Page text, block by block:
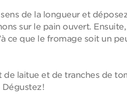
de la longueur et
sur le pain ouvert.
ce que le fromage soit un
laitue et de tranches de
!